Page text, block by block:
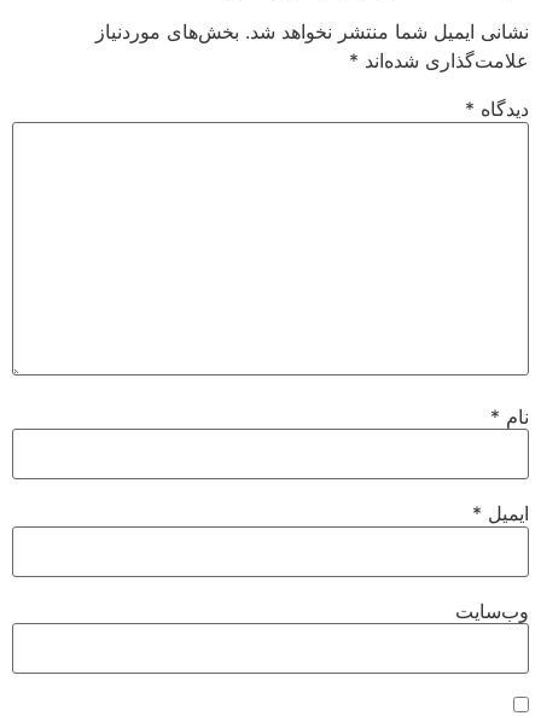
نشانی ایمیل شما منتشر نخواهد شد. بخش‌های موردنیاز
علامت‌گذاری شده‌اند *
دیدگاه *
نام *
ایمیل *
وب‌سایت